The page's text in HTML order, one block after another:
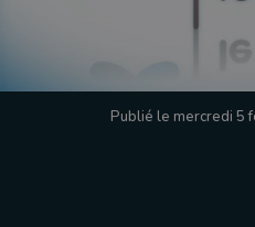
Publié le mercredi 5